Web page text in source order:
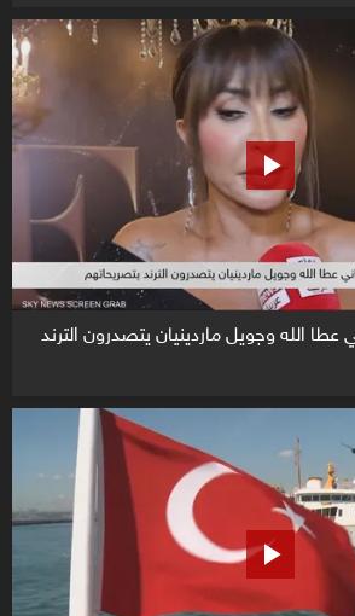
الله وجويل ماردينيان يتصدرون الترند